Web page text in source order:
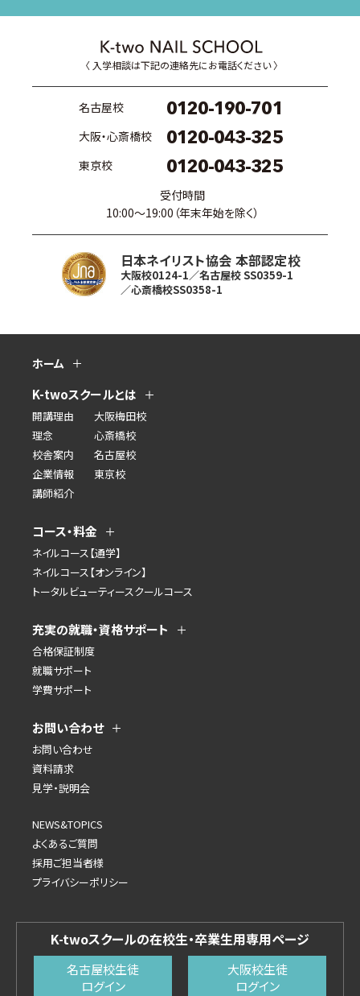
〈 入学相談は下記の連絡先にお電話ください 〉
名古屋校 0120-190-701
大阪・心斎橋校 0120-043-325
東京校 0120-043-325
受付時間
10:00〜19:00（年末年始を除く）
日本ネイリスト協会 本部認定校
大阪校0124-1／名古屋校 SS0359-1
／心斎橋校SS0358-1
ホーム
K-twoスクールとは
開講理由
理念
校舎案内
企業情報
講師紹介
大阪梅田校
心斎橋校
名古屋校
東京校
コース・料金
ネイルコース【通学】
ネイルコース【オンライン】
トータルビューティースクールコース
お問い合わせ
お問い合わせ
資料請求
見学・説明会
充実の就職・資格サポート
合格保証制度
就職サポート
学費サポート
NEWS&TOPICS
よくあるご質問
採用ご担当者様
プライバシーポリシー
K-twoスクールの在校生・卒業生用専用ページ
名古屋校生徒
ログイン
大阪校生徒
ログイン